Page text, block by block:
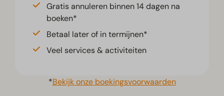
Gratis annuleren binnen 14 dagen na
boeken*
Betaal later of in termijnen*
Veel services & activiteiten
*Bekijk onze boekingsvoorwaarden